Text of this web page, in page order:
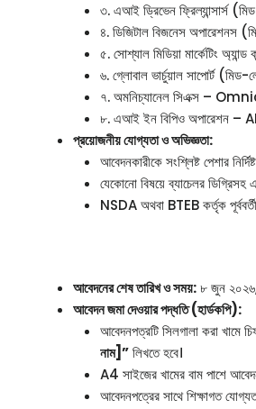
৩. এআই ড্রিভেন ফ্রিল্যান্সার্স
৪. ডিজিটাল বিজনেস অপারেশনস
৫. সোশ্যাল মিডিয়া মার্কেটিং
৬. গ্লোবাল ভার্চুয়াল সাপোর্ট (মিড-
৭. অমনিচ্যানেল সিএক্স –
৮. এআই ইন বিপিও অপারেশন
প্রয়োজনীয় যোগ্যতা ও অভিজ্ঞতা:
আবেদনকারীকে সংশ্লিষ্ট পেশার
যেকোনো বিষয়ে ব্যাচেলর
NSDA অথবা BTEB কর্তৃক পূর্ববর্তী
আবেদনের শেষ তারিখ ও সময়:৮ জুন ২০২৬,
আবেদন জমা দেওয়ার পদ্ধতি (হার্ডকপি):
আবেদনপত্রটি সিলগালা করা খামে
নাম]”লিখতে হবে।
A4 সাইজের খামের বাম পাশে
আবেদনপত্রের সাথে শিক্ষাগত